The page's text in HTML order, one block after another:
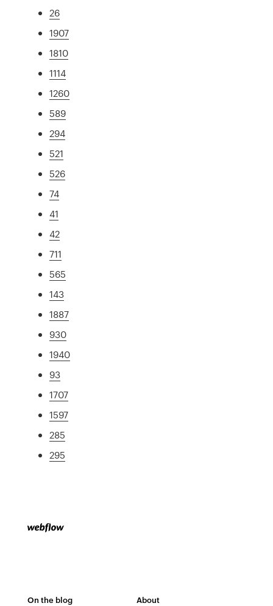
26
1907
1810
1114
1260
589
294
521
526
74
41
42
711
565
143
1887
930
1940
93
1707
1597
285
295
On the blog About